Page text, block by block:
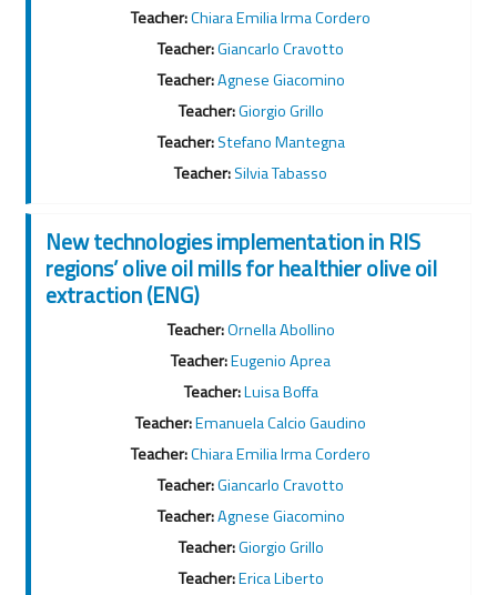
Teacher:Chiara Emilia Irma Cordero
Teacher:Giancarlo Cravotto
Teacher:Agnese Giacomino
Teacher:Giorgio Grillo
Teacher:Stefano Mantegna
Teacher:Silvia Tabasso
New technologies implementation in RIS
regions’ olive oil mills for healthier olive oil
extraction (ENG)
Teacher:Ornella Abollino
Teacher:Eugenio Aprea
Teacher:Luisa Boffa
Teacher:Emanuela Calcio Gaudino
Teacher:Chiara Emilia Irma Cordero
Teacher:Giancarlo Cravotto
Teacher:Agnese Giacomino
Teacher:Giorgio Grillo
Teacher:Erica Liberto